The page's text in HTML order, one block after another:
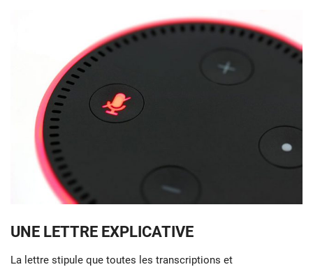
UNE LETTRE EXPLICATIVE
La lettre stipule que toutes les transcriptions et